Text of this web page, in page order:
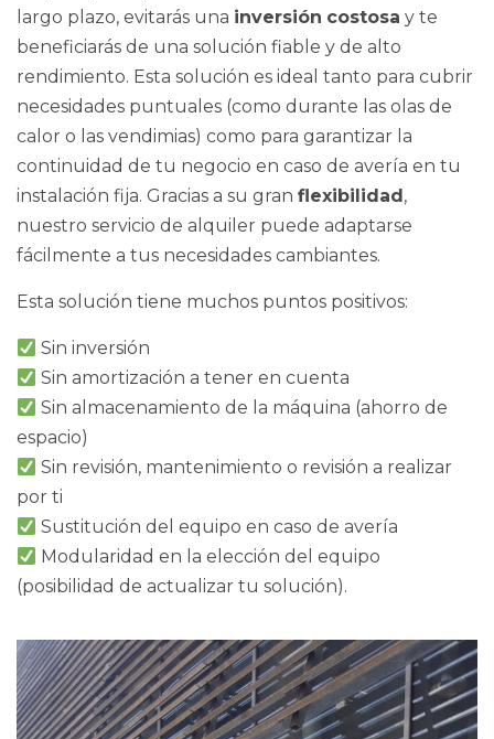
largo plazo, evitarás una inversión costosa y te
beneficiarás de una solución fiable y de alto
rendimiento. Esta solución es ideal tanto para cubrir
necesidades puntuales (como durante las olas de
calor o las vendimias) como para garantizar la
continuidad de tu negocio en caso de avería en tu
instalación fija. Gracias a su gran flexibilidad ,
nuestro servicio de alquiler puede adaptarse
fácilmente a tus necesidades cambiantes.
Esta solución tiene muchos puntos positivos:
Sin inversión
Sin amortización a tener en cuenta
Sin almacenamiento de la máquina (ahorro de
espacio)
Sin revisión, mantenimiento o revisión a realizar
por ti
Sustitución del equipo en caso de avería
Modularidad en la elección del equipo
(posibilidad de actualizar tu solución).